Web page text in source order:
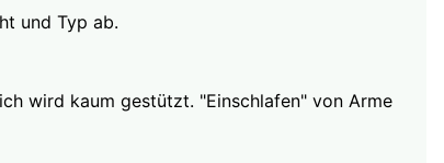
und Typ ab.
wird kaum gestützt. "Einschlafen" von Arme